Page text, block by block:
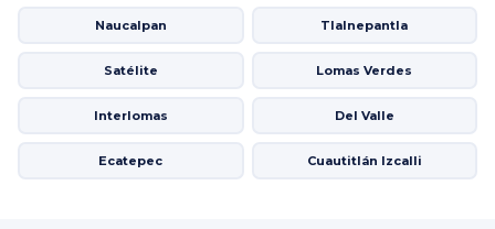
Naucalpan Tlalnepantla
Satélite Lomas Verdes
Interlomas Del Valle
Ecatepec Cuautitlán Izcalli